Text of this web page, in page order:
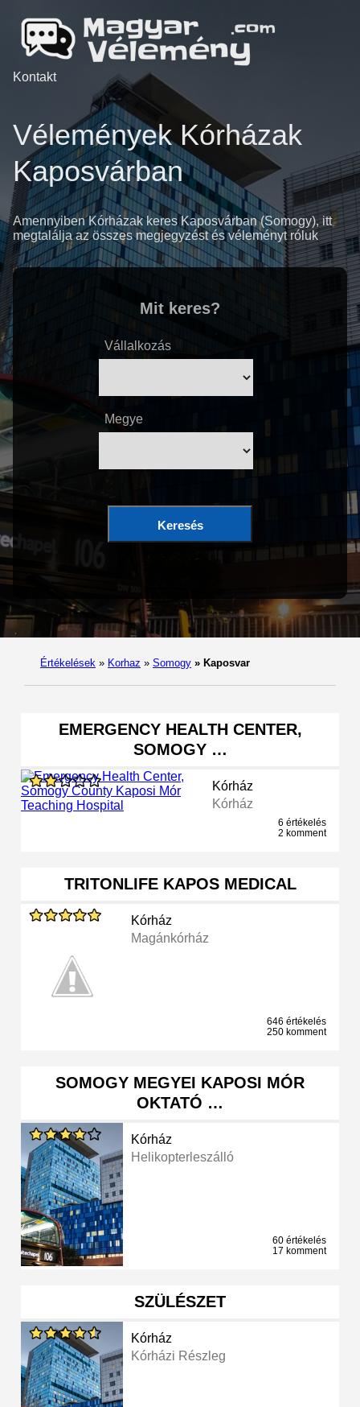
Kontakt
Vélemények Kórházak
Kaposvárban
Amennyiben Kórházak keres Kaposvárban (Somogy), itt
megtalálja az összes megjegyzést és véleményt róluk
Mit keres?
Vállalkozás
Megye
Keresés
Értékelések » Korhaz » Somogy » Kaposvar
EMERGENCY HEALTH CENTER,
SOMOGY …
Kórház
Kórház
6 értékelés
2 komment
TRITONLIFE KAPOS MEDICAL
Kórház
Magánkórház
646 értékelés
250 komment
SOMOGY MEGYEI KAPOSI MÓR
OKTATÓ …
Kórház
Helikopterleszálló
60 értékelés
17 komment
SZÜLÉSZET
Kórház
Kórházi Részleg